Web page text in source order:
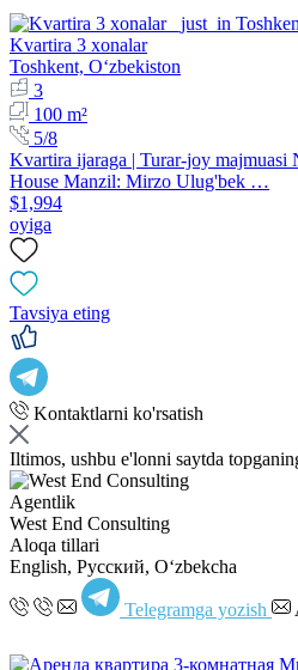
Kvartira 3 xonalar
Toshkent, Oʻzbekiston
3
100 m²
5/8
Kvartira ijaraga | Turar-joy majmuasi
House Manzil: Mirzo Ulug'bek …
$1,994
oyiga
Tavsiya eting
Kontaktlarni ko'rsatish
Iltimos, ushbu e'lonni saytda
Agentlik
West End Consulting
Aloqa tillari
English, Русский, Oʻzbekcha
Telegramga yozish